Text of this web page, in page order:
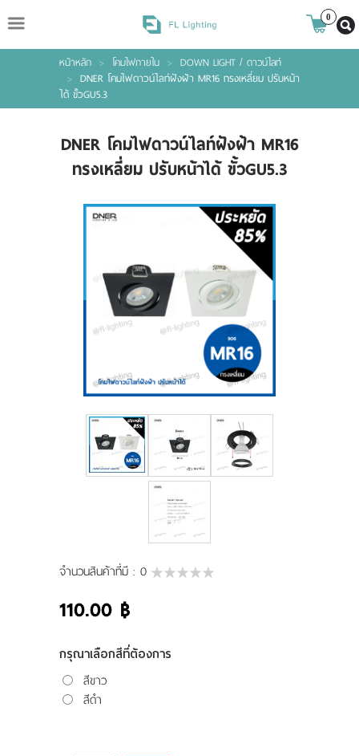
ไทย |ENGLISH
Login Register
ผลงานของเรา
ดาวน์โหลดแคตตาล็อค
ขอใบเสนอราคา
0
หน้าหลัก > โคมไฟภายใน > DOWN LIGHT / ดาวน์ไลท์
> DNER โคมไฟดาวน์ไลท์ฝังฝ้า MR16 ทรงเหลี่ยม ปรับหน้า
ได้ ขั้วGU5.3
DNER โคมไฟดาวน์ไลท์ฝังฝ้า MR16
ทรงเหลี่ยม ปรับหน้าได้ ขั้วGU5.3
จำนวนสินค้าที่มี : 0
110.00 ฿
กรุณาเลือกสีที่ต้องการ
สีขาว
สีดำ